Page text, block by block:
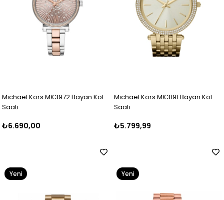
Michael Kors MK3972 Bayan Kol
Saati
₺6.690,00
Michael Kors MK3191 Bayan Kol
Saati
₺5.799,99
Yeni
Yeni